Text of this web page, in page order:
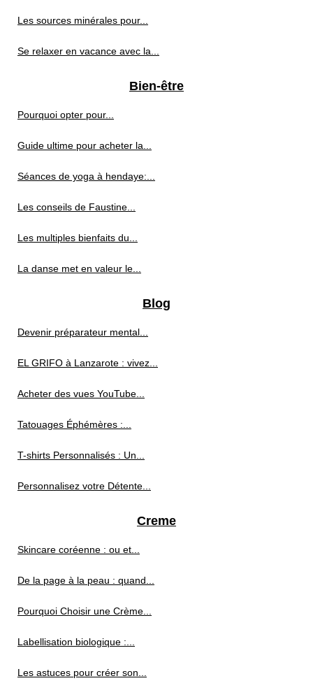
Les sources minérales pour...
Se relaxer en vacance avec la...
Bien-être
Pourquoi opter pour...
Guide ultime pour acheter la...
Séances de yoga à hendaye:...
Les conseils de Faustine...
Les multiples bienfaits du...
La danse met en valeur le...
Blog
Devenir préparateur mental...
EL GRIFO à Lanzarote : vivez...
Acheter des vues YouTube...
Tatouages Éphémères :...
T-shirts Personnalisés : Un...
Personnalisez votre Détente...
Creme
Skincare coréenne : ou et...
De la page à la peau : quand...
Pourquoi Choisir une Crème...
Labellisation biologique :...
Les astuces pour créer son...